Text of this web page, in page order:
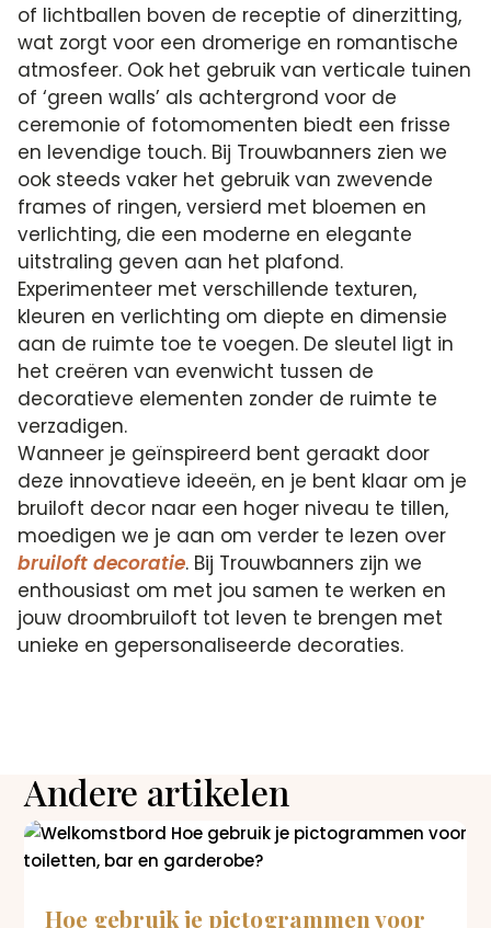
of lichtballen boven de receptie of dinerzitting,
wat zorgt voor een dromerige en romantische
atmosfeer. Ook het gebruik van verticale tuinen
of ‘green walls’ als achtergrond voor de
ceremonie of fotomomenten biedt een frisse
en levendige touch. Bij Trouwbanners zien we
ook steeds vaker het gebruik van zwevende
frames of ringen, versierd met bloemen en
verlichting, die een moderne en elegante
uitstraling geven aan het plafond.
Experimenteer met verschillende texturen,
kleuren en verlichting om diepte en dimensie
aan de ruimte toe te voegen. De sleutel ligt in
het creëren van evenwicht tussen de
decoratieve elementen zonder de ruimte te
verzadigen.
Wanneer je geïnspireerd bent geraakt door
deze innovatieve ideeën, en je bent klaar om je
bruiloft decor naar een hoger niveau te tillen,
moedigen we je aan om verder te lezen over
bruiloft decoratie. Bij Trouwbanners zijn we
enthousiast om met jou samen te werken en
jouw droombruiloft tot leven te brengen met
unieke en gepersonaliseerde decoraties.
Andere artikelen
Hoe gebruik je pictogrammen voor